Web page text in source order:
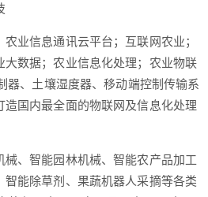
业信息通讯云平台；互联网农业；
数据；农业信息化处理；农业物联
器、土壤湿度器、移动端控制传输系
国内最全面的物联网及信息化处理
、智能园林机械、智能农产品加工
能除草剂、果蔬机器人采摘等各类